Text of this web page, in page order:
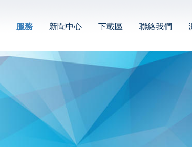
服務 新聞中心 下載區 聯絡我們